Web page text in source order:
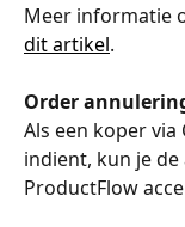
Meer informatie
dit artikel.
Order
Als een koper via
indient, kun je
ProductFlow